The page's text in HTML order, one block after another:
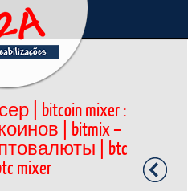
| bitcoin mixer :
| bitmix –
| btc
mixer